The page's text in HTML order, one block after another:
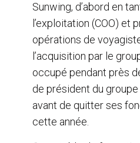
Sunwing, d’abord en
l’exploitation (COO) et
opérations de
l’acquisition par le
occupé pendant près
de président du
avant de quitter ses
cette année.